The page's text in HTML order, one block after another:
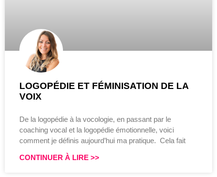
LOGOPÉDIE ET FÉMINISATION DE LA
VOIX
De la logopédie à la vocologie, en passant par le
coaching vocal et la logopédie émotionnelle, voici
comment je définis aujourd’hui ma pratique. Cela fait
CONTINUER À LIRE >>